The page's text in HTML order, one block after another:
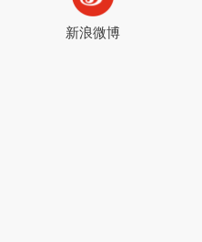
新浪微博